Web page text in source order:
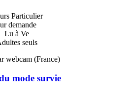
Particulier
demande
Lu à Ve
seuls
webcam (France)
mode survie